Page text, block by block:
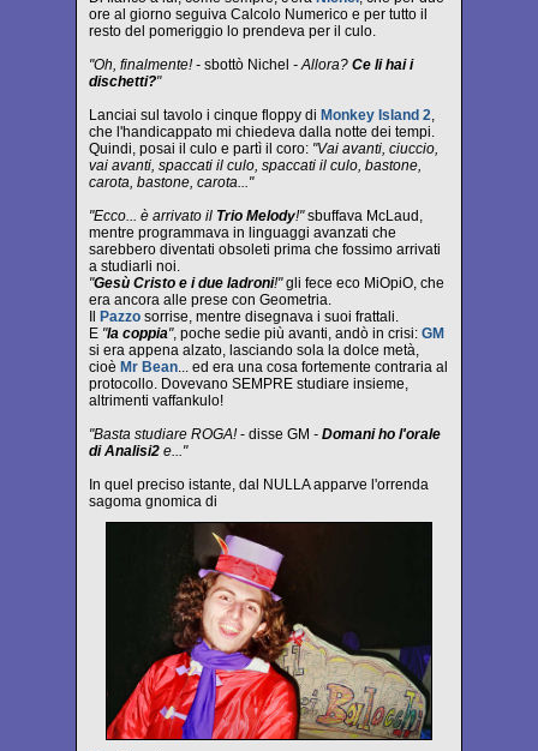
ore al giorno seguiva Calcolo Numerico e per tutto il
resto del pomeriggio lo prendeva per il culo.
"Oh, finalmente! - sbottò Nichel - Allora? Ce li hai i
dischetti?"
Lanciai sul tavolo i cinque floppy di Monkey Island 2,
che l'handicappato mi chiedeva dalla notte dei tempi.
Quindi, posai il culo e partì il coro: "Vai avanti, ciuccio,
vai avanti, spaccati il culo, spaccati il culo, bastone,
carota, bastone, carota..."
"Ecco... è arrivato il Trio Melody!"sbuffava McLaud,
mentre programmava in linguaggi avanzati che
sarebbero diventati obsoleti prima che fossimo arrivati
a studiarli noi.
"Gesù Cristo e i due ladroni!"gli fece eco MiOpiO, che
era ancora alle prese con Geometria.
Pazzo sorrise, mentre disegnava i suoi frattali.
E "la coppia", poche sedie più avanti, andò in crisi: GM
si era appena alzato, lasciando sola la dolce metà,
cioè Mr Bean... ed era una cosa fortemente contraria al
protocollo. Dovevano SEMPRE studiare insieme,
altrimenti vaffankulo!
"Basta studiare ROGA!- disse GM - Domani ho l'orale
di Analisi2 e..."
In quel preciso istante, dal NULLA apparve l'orrenda
sagoma gnomica di